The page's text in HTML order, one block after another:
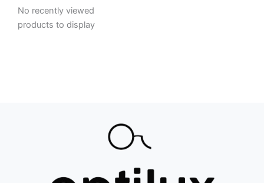
No recently viewed
products to display